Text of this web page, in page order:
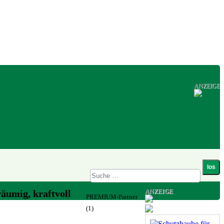
ANZEIGE
kraftvoll ANZEIGE
PREMIUM-Partner
(1)